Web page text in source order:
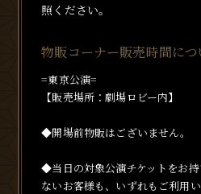
照ください。
物販コーナー販売時間につ
=東京公演=
【販売場所：劇場ロビー内】
◆開場前物販はございません。
◆当日の対象公演チケットをお
ないお客様も、いずれもご利用い